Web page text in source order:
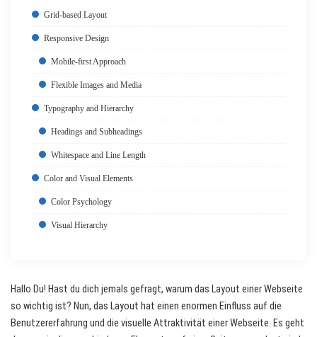
Grid-based Layout
Responsive Design
Mobile-first Approach
Flexible Images and Media
Typography and Hierarchy
Headings and Subheadings
Whitespace and Line Length
Color and Visual Elements
Color Psychology
Visual Hierarchy
Hallo Du! Hast du dich jemals gefragt, warum das Layout einer Webseite
so wichtig ist? Nun, das Layout hat einen enormen Einfluss auf die
Benutzererfahrung und die visuelle Attraktivität einer Webseite. Es geht